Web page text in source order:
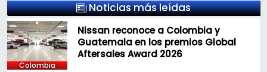
Noticias más leídas
Colombia
Nissan reconoce a Colombia y
Guatemala en los premios Global
Aftersales Award 2026